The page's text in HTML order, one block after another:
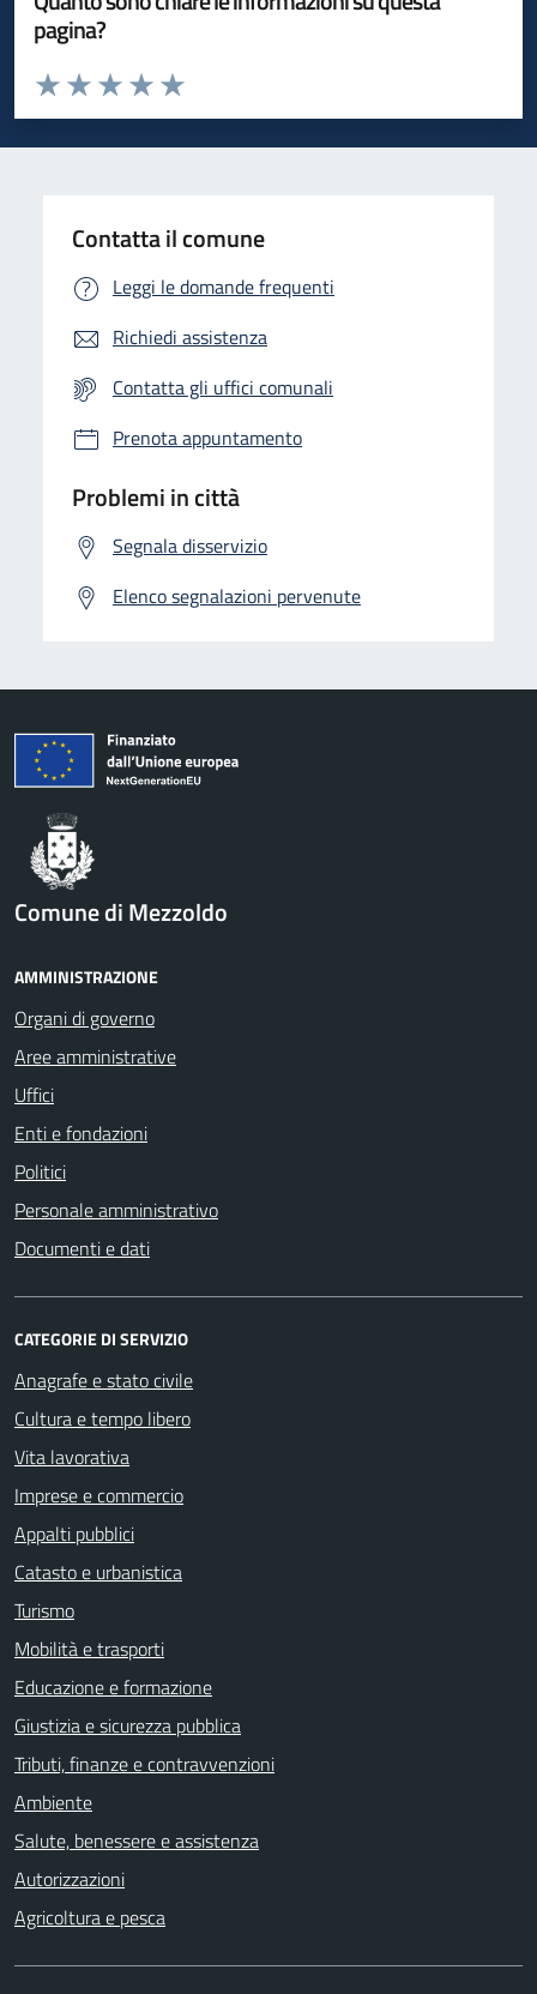
pagina?
Valuta da 1 a 5 stelle la pagina
Valuta 5 stelle su 5
Valuta 4 stelle su 5
Valuta 3 stelle su 5
Valuta 2 stelle su 5
Valuta 1 stelle su 5
Contatta il comune
Leggi le domande frequenti
Richiedi assistenza
Contatta gli uffici comunali
Prenota appuntamento
Problemi in città
Segnala disservizio
Elenco segnalazioni pervenute
Comune di Mezzoldo
AMMINISTRAZIONE
Organi di governo
Aree amministrative
Uffici
Enti e fondazioni
Politici
Personale amministrativo
Documenti e dati
CATEGORIE DI SERVIZIO
Anagrafe e stato civile
Cultura e tempo libero
Vita lavorativa
Imprese e commercio
Appalti pubblici
Catasto e urbanistica
Turismo
Mobilità e trasporti
Educazione e formazione
Giustizia e sicurezza pubblica
Tributi, finanze e contravvenzioni
Ambiente
Salute, benessere e assistenza
Autorizzazioni
Agricoltura e pesca